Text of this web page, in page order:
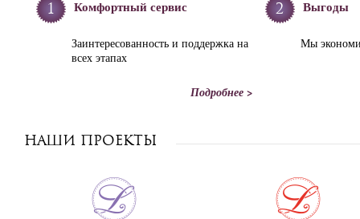
1 Комфортный сервис
Заинтересованность и поддержка на
всех этапах
Подробнее >
2 Выгоды
Мы
Наши проекты